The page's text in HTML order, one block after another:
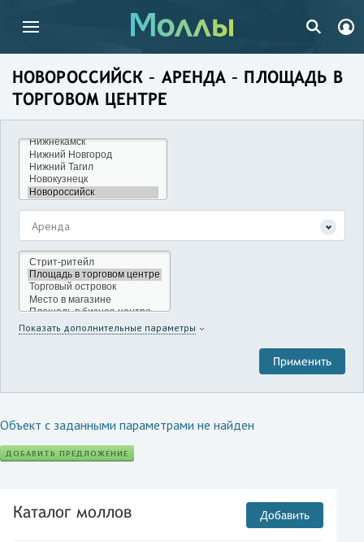
НОВОРОССИЙСК – АРЕНДА – ПЛОЩАДЬ В
ТОРГОВОМ ЦЕНТРЕ
Аренда
Показать дополнительные параметры
Объект с заданными параметрами не найден
ДОБАВИТЬ ПРЕДЛОЖЕНИЕ
Каталог моллов Добавить